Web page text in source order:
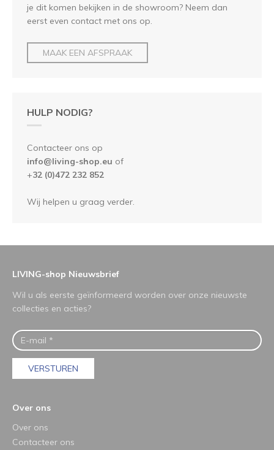
je dit komen bekijken in de showroom? Neem dan
eerst even contact met ons op.
MAAK EEN AFSPRAAK
HULP NODIG?
Contacteer ons op
info@living-shop.eu of
+32 (0)472 232 852
Wij helpen u graag verder.
LIVING-shop Nieuwsbrief
Wil u als eerste geïnformeerd worden over onze nieuwste
collecties en acties?
VERSTUREN
Over ons
Over ons
Contacteer ons